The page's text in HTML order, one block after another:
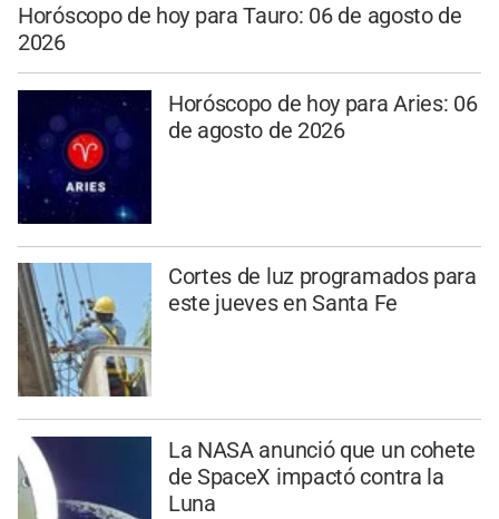
Horóscopo de hoy para Tauro: 06 de agosto de
2026
Horóscopo de hoy para Aries: 06
de agosto de 2026
Cortes de luz programados para
este jueves en Santa Fe
La NASA anunció que un cohete
de SpaceX impactó contra la
Luna